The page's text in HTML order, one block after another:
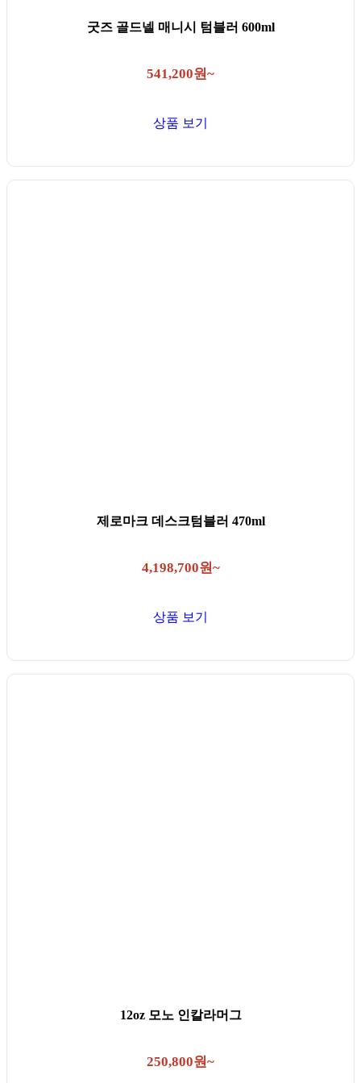
굿즈 골드넬 매니시 텀블러 600ml
541,200원~
상품 보기
제로마크 데스크텀블러 470ml
4,198,700원~
상품 보기
12oz 모노 인칼라머그
250,800원~